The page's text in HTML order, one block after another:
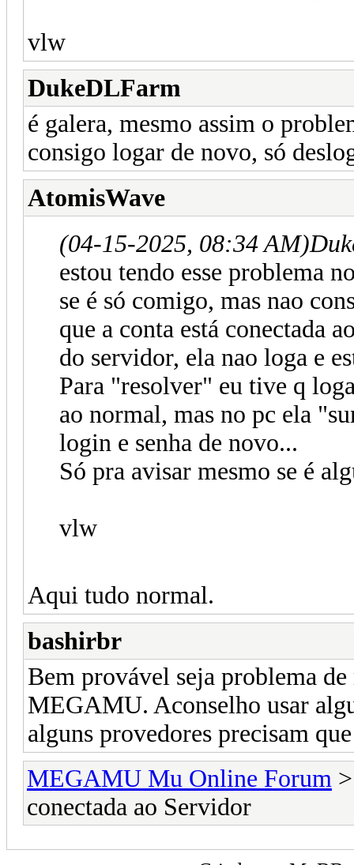
vlw
DukeDLFarm
é galera, mesmo assim o
consigo logar de novo, só
AtomisWave
(04-15-2025, 08:34 AM)
estou tendo esse problema
se é só comigo, mas nao
que a conta está conectada
do servidor, ela nao loga e
Para "resolver" eu tive q
ao normal, mas no pc ela
login e senha de novo...
Só pra avisar mesmo se é
vlw
Aqui tudo normal.
bashirbr
Bem provável seja problema
MEGAMU. Aconselho usar
alguns provedores precisam
MEGAMU Mu Online Forum
conectada ao Servidor